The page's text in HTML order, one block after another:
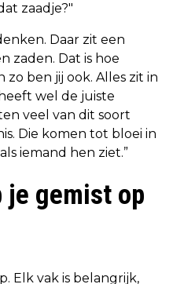
zaadje?"
Daar zit een
zaden. Dat is hoe
ben jij ook. Alles zit in
wel de juiste
veel van dit soort
Die komen tot bloei in
iemand hen ziet.”
je gemist op
Elk vak is belangrijk,